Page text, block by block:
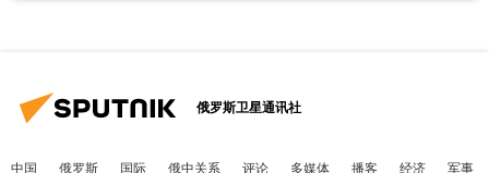
俄罗斯卫星通讯社
中国 俄罗斯 国际 俄中关系 评论 多媒体 播客 经济 军事